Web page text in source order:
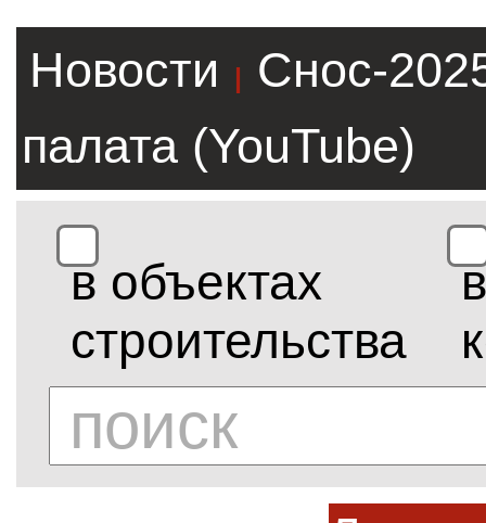
Новости |
Снос-
палата (YouTube)
в объектах
строительства
в